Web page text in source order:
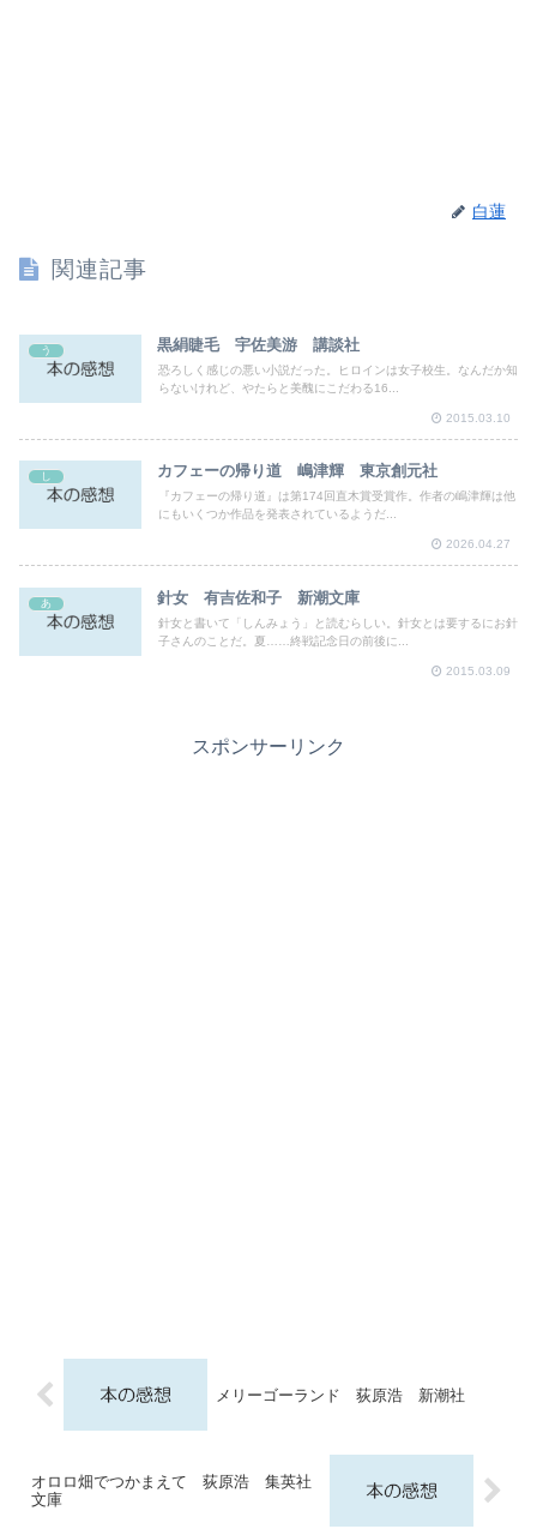
白蓮
関連記事
う 黒絹睫毛 宇佐美游 講談社
恐ろしく感じの悪い小説だった。ヒロインは女子校生。なんだか知
らないけれど、やたらと美醜にこだわる16...
2015.03.10
し カフェーの帰り道 嶋津輝 東京創元社
『カフェーの帰り道』は第174回直木賞受賞作。作者の嶋津輝は他
にもいくつか作品を発表されているようだ...
2026.04.27
あ 針女 有吉佐和子 新潮文庫
針女と書いて「しんみょう」と読むらしい。針女とは要するにお針
子さんのことだ。夏……終戦記念日の前後に...
2015.03.09
スポンサーリンク
メリーゴーランド 荻原浩 新潮社
オロロ畑でつかまえて 荻原浩 集英社
文庫